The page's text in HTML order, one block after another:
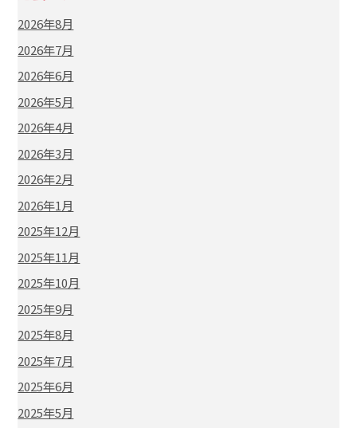
2026年8月
2026年7月
2026年6月
2026年5月
2026年4月
2026年3月
2026年2月
2026年1月
2025年12月
2025年11月
2025年10月
2025年9月
2025年8月
2025年7月
2025年6月
2025年5月